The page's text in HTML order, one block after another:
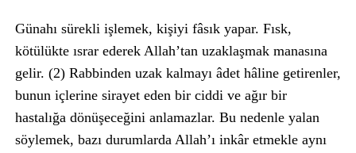
Günahı sürekli işlemek, kişiyi fâsık yapar. Fısk,
kötülükte ısrar ederek Allah’tan uzaklaşmak manasına
gelir. (2) Rabbinden uzak kalmayı âdet hâline getirenler,
bunun içlerine sirayet eden bir ciddi ve ağır bir
hastalığa dönüşeceğini anlamazlar. Bu nedenle yalan
söylemek, bazı durumlarda Allah’ı inkâr etmekle aynı